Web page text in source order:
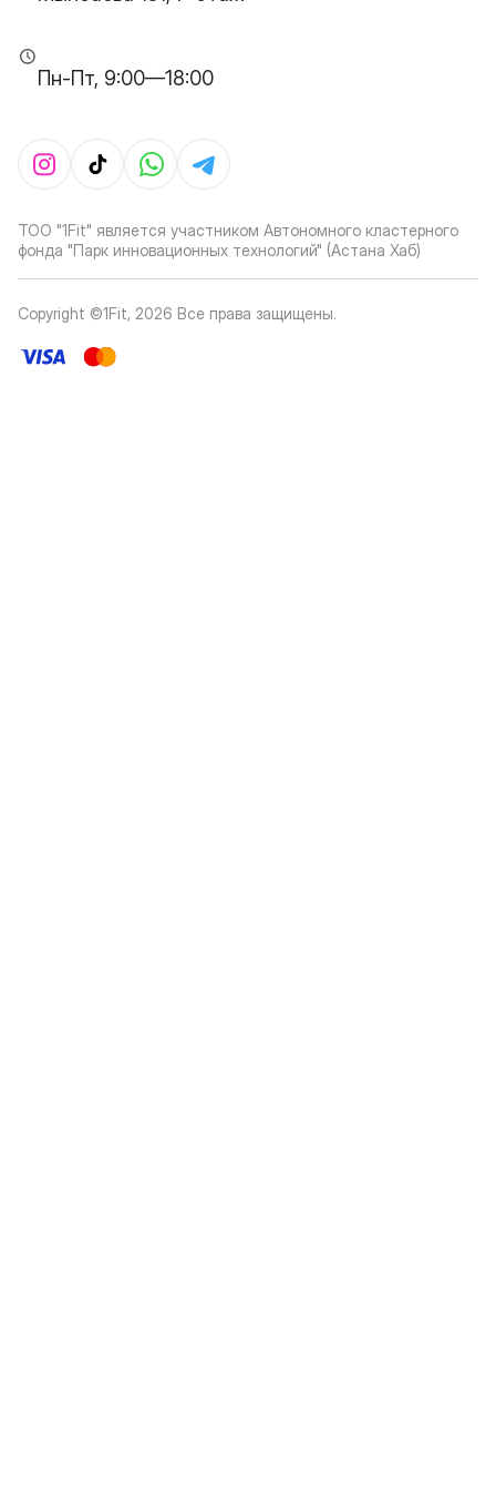
Пн-Пт, 9:00—18:00
ТОО "1Fit" является участником Автономного кластерного
фонда "Парк инновационных технологий" (Астана Хаб)
Copyright ©1Fit, 2026 Все права защищены.